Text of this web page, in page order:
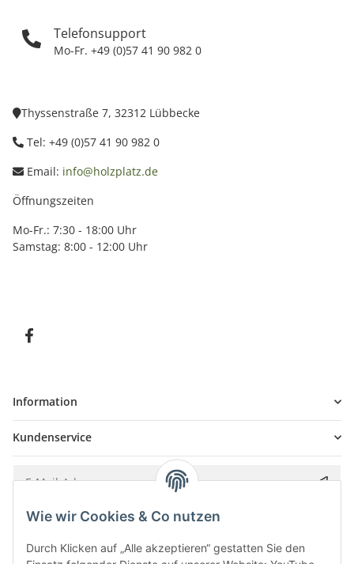
Telefonsupport
Mo-Fr. +49 (0)57 41 90 982 0
Thyssenstraße 7, 32312 Lübbecke
Tel: +49 (0)57 41 90 982 0
Email: info@holzplatz.de
Öffnungszeiten
Mo-Fr.: 7:30 - 18:00 Uhr
Samstag: 8:00 - 12:00 Uhr
Information
Kundenservice
Bitte senden Sie mir entsprechend IhrerDatenschutzerklärung
Wie wir Cookies & Co nutzen
Durch Klicken auf „Alle akzeptieren“ gestatten Sie den